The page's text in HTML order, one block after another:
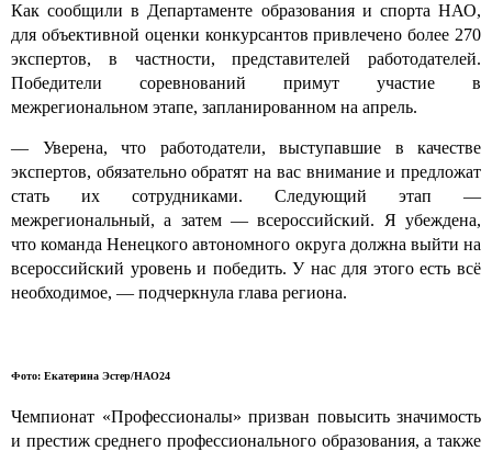
Как сообщили в Департаменте образования и спорта НАО,
для объективной оценки конкурсантов привлечено более 270
экспертов, в частности, представителей работодателей.
Победители соревнований примут участие в
межрегиональном этапе, запланированном на апрель.
— Уверена, что работодатели, выступавшие в качестве
экспертов, обязательно обратят на вас внимание и предложат
стать их сотрудниками. Следующий этап —
межрегиональный, а затем — всероссийский. Я убеждена,
что команда Ненецкого автономного округа должна выйти на
всероссийский уровень и победить. У нас для этого есть всё
необходимое, — подчеркнула глава региона.
Фото: Екатерина Эстер/НАО24
Чемпионат «Профессионалы» призван повысить значимость
и престиж среднего профессионального образования, а также